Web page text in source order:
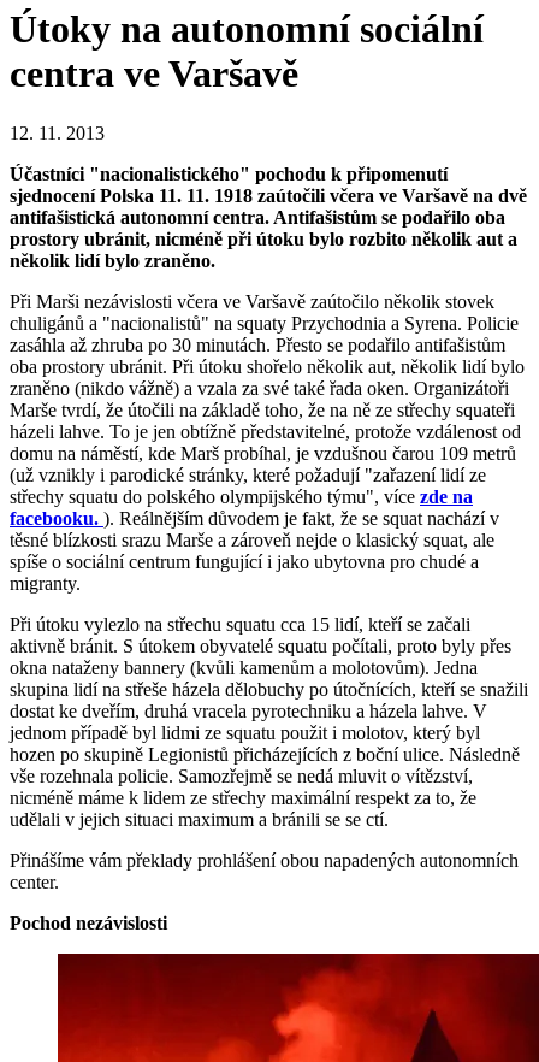
Útoky na autonomní sociální
centra ve Varšavě
12. 11. 2013
Účastníci "nacionalistického" pochodu k připomenutí
sjednocení Polska 11. 11. 1918 zaútočili včera ve Varšavě na dvě
antifašistická autonomní centra. Antifašistům se podařilo oba
prostory ubránit, nicméně při útoku bylo rozbito několik aut a
několik lidí bylo zraněno.
Při Marši nezávislosti včera ve Varšavě zaútočilo několik stovek
chuligánů a "nacionalistů" na squaty Przychodnia a Syrena. Policie
zasáhla až zhruba po 30 minutách. Přesto se podařilo antifašistům
oba prostory ubránit. Při útoku shořelo několik aut, několik lidí bylo
zraněno (nikdo vážně) a vzala za své také řada oken. Organizátoři
Marše tvrdí, že útočili na základě toho, že na ně ze střechy squateři
házeli lahve. To je jen obtížně představitelné, protože vzdálenost od
domu na náměstí, kde Marš probíhal, je vzdušnou čarou 109 metrů
(už vznikly i parodické stránky, které požadují "zařazení lidí ze
střechy squatu do polského olympijského týmu", více zde na
facebooku. ). Reálnějším důvodem je fakt, že se squat nachází v
těsné blízkosti srazu Marše a zároveň nejde o klasický squat, ale
spíše o sociální centrum fungující i jako ubytovna pro chudé a
migranty.
Při útoku vylezlo na střechu squatu cca 15 lidí, kteří se začali
aktivně bránit. S útokem obyvatelé squatu počítali, proto byly přes
okna nataženy bannery (kvůli kamenům a molotovům). Jedna
skupina lidí na střeše házela dělobuchy po útočnících, kteří se snažili
dostat ke dveřím, druhá vracela pyrotechniku a házela lahve. V
jednom případě byl lidmi ze squatu použit i molotov, který byl
hozen po skupině Legionistů přicházejících z boční ulice. Následně
vše rozehnala policie. Samozřejmě se nedá mluvit o vítězství,
nicméně máme k lidem ze střechy maximální respekt za to, že
udělali v jejich situaci maximum a bránili se se ctí.
Přinášíme vám překlady prohlášení obou napadených autonomních
center.
Pochod nezávislosti